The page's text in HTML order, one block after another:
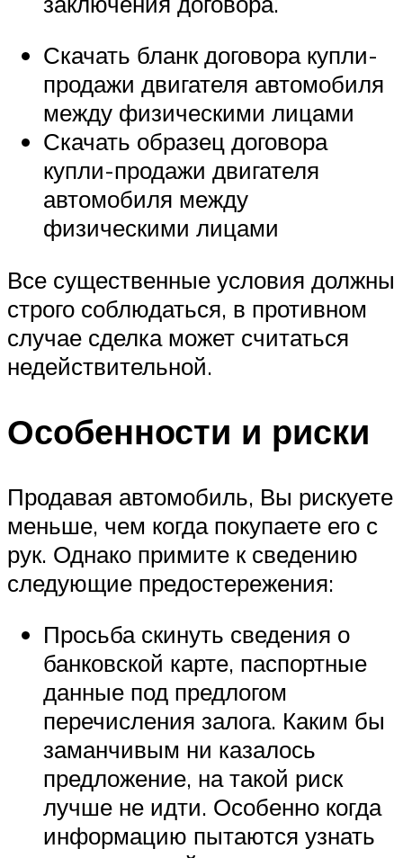
Скачать бланк договора купли-
продажи двигателя автомобиля
между физическими лицами
Скачать образец договора
купли-продажи двигателя
автомобиля между
физическими лицами
Все существенные условия должны
строго соблюдаться, в противном
случае сделка может считаться
недействительной.
Особенности и риски
Продавая автомобиль, Вы рискуете
меньше, чем когда покупаете его с
рук. Однако примите к сведению
следующие предостережения:
Просьба скинуть сведения о
банковской карте, паспортные
данные под предлогом
перечисления залога. Каким бы
заманчивым ни казалось
предложение, на такой риск
лучше не идти. Особенно когда
информацию пытаются узнать